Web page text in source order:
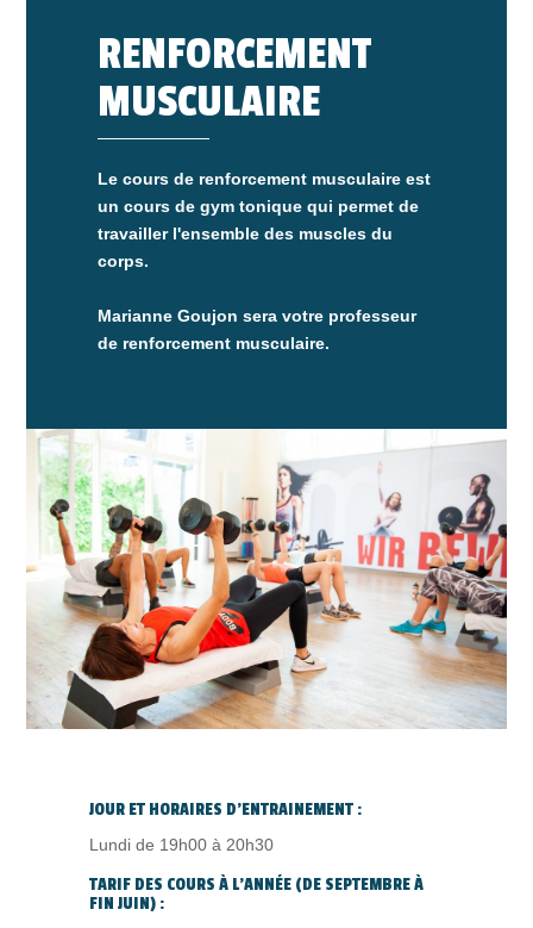
RENFORCEMENT
MUSCULAIRE
Le cours de renforcement musculaire est
un cours de gym tonique qui permet de
travailler l'ensemble des muscles du
corps.
Marianne Goujon sera votre professeur
de renforcement musculaire.
JOUR ET HORAIRES D’ENTRAINEMENT :
Lundi de 19h00 à 20h30
TARIF DES COURS À L’ANNÉE (DE SEPTEMBRE À
FIN JUIN) :